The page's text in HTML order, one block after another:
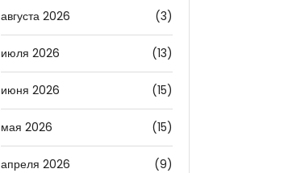
августа 2026 (3)
июля 2026 (13)
июня 2026 (15)
мая 2026 (15)
апреля 2026 (9)